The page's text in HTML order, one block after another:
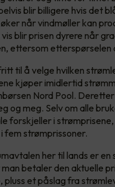
blir billigere hvis det
når vindmøller kan
blir prisen dyrere når
ettersom etterspørselen
til å velge hvilken
kjøper imidlertid
Nord Pool.
og meg. Selv om alle
forskjeller i
fem strømprissoner.
her til lands er
betaler den aktuelle
pluss et påslag fra